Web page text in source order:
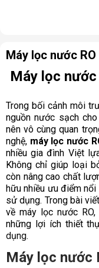
Máy lọc nước RO
Máy lọc nước
Trong bối cảnh môi
nguồn nước sạch
nên vô cùng quan
nghệ, máy lọc nước
nhiều gia đình Việt
Không chỉ giúp loại
còn nâng cao chất
hữu nhiều ưu điểm
sử dụng. Trong bài
về máy lọc nước
những lợi ích thiết
dụng.
Máy lọc nước